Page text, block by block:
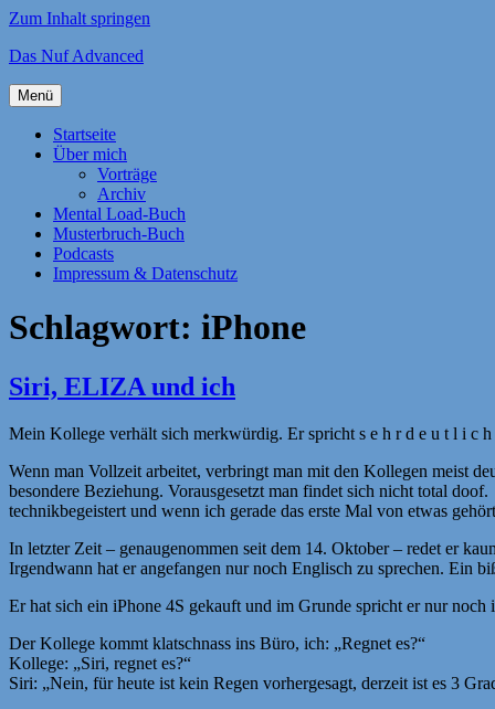
Zum Inhalt springen
Das Nuf Advanced
Menü
Startseite
Über mich
Vorträge
Archiv
Mental Load-Buch
Musterbruch-Buch
Podcasts
Impressum & Datenschutz
Schlagwort: iPhone
Siri, ELIZA und ich
Mein Kollege verhält sich merkwürdig. Er spricht s e h r d e u t l i c
Wenn man Vollzeit arbeitet, verbringt man mit den Kollegen meist
besondere Beziehung. Vorausgesetzt man findet sich nicht total
technikbegeistert und wenn ich gerade das erste Mal von etwas
In letzter Zeit – genaugenommen seit dem 14. Oktober – redet er
Irgendwann hat er angefangen nur noch Englisch zu sprechen. Ein
Er hat sich ein iPhone 4S gekauft und im Grunde spricht er nur
Der Kollege kommt klatschnass ins Büro, ich: „Regnet es?“
Kollege: „Siri, regnet es?“
Siri: „Nein, für heute ist kein Regen vorhergesagt, derzeit ist es 3